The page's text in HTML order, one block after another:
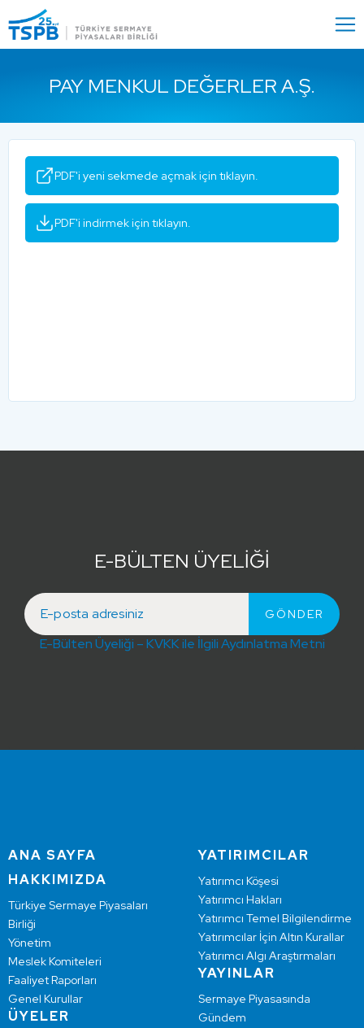
Close
PAY MENKUL DEĞERLER A.Ş.
PDF'i yeni sekmede açmak için tıklayın.
PDF'i indirmek için tıklayın.
E-BÜLTEN ÜYELİĞİ
E-Bülten Üyeliği – KVKK ile İlgili Aydınlatma Metni
ANA SAYFA
HAKKIMIZDA
Türkiye Sermaye Piyasaları
Birliği
Yönetim
Meslek Komiteleri
Faaliyet Raporları
Genel Kurullar
ÜYELER
YATIRIMCILAR
Yatırımcı Köşesi
Yatırımcı Hakları
Yatırımcı Temel Bilgilendirme
Yatırımcılar İçin Altın Kurallar
Yatırımcı Algı Araştırmaları
YAYINLAR
Sermaye Piyasasında
Gündem